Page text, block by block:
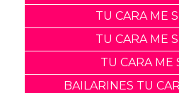
TU CARA ME
TU CARA ME
TU CARA ME
BAILARINES TU